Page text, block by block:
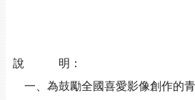
說 明：
一、為鼓勵全國喜愛影像創作的